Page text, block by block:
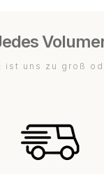
ist uns zu groß